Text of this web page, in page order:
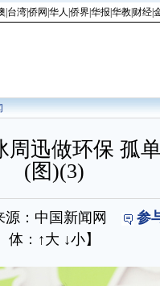
台湾|侨网 华人 侨界|华报 华教| 财经|
周迅做环保 孤
(图)(3)
源：中国新闻网
参
体： ↑大 ↓小】